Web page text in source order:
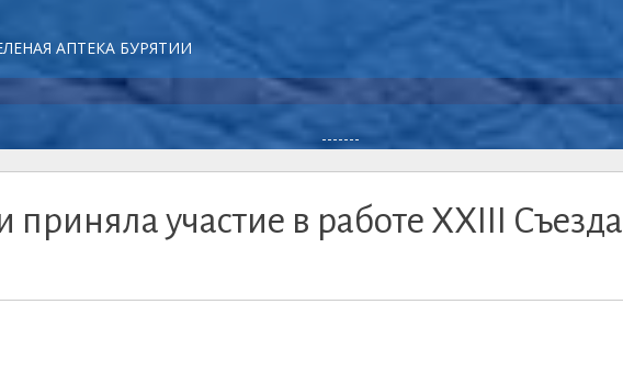
АПТЕКА БУРЯТИИ
-------
приняла участие в работе XXIII Съезда